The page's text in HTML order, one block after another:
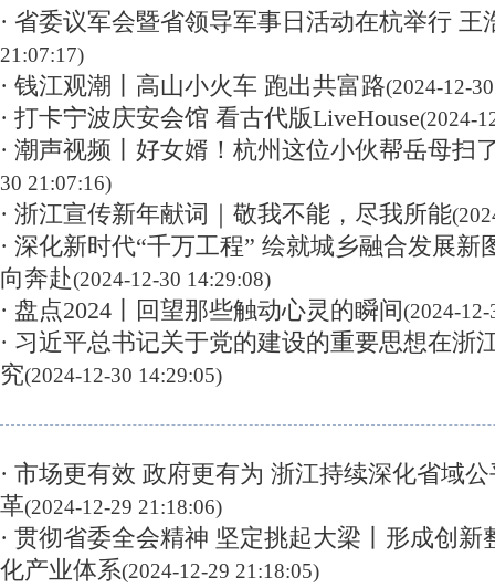
· 省委议军会暨省领导军事日活动在杭举行 王
21:07:17)
· 钱江观潮丨高山小火车 跑出共富路(2024-12-
· 打卡宁波庆安会馆 看古代版LiveHouse(2024-
· 潮声视频丨好女婿！杭州这位小伙帮岳母扫
30 21:07:16)
· 浙江宣传新年献词｜敬我不能，尽我所能
· 深化新时代“千万工程” 绘就城乡融合发展新
向奔赴(2024-12-30 14:29:08)
· 盘点2024丨回望那些触动心灵的瞬间(2024-
· 习近平总书记关于党的建设的重要思想在浙
究(2024-12-30 14:29:05)
· 市场更有效 政府更有为 浙江持续深化省域
革(2024-12-29 21:18:06)
· 贯彻省委全会精神 坚定挑起大梁丨形成创新
化产业体系(2024-12-29 21:18:05)